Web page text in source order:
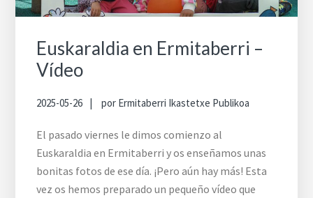
Euskaraldia en Ermitaberri –
Vídeo
2025-05-26 por Ermitaberri Ikastetxe Publikoa
El pasado viernes le dimos comienzo al
Euskaraldia en Ermitaberri y os enseñamos unas
bonitas fotos de ese día. ¡Pero aún hay más! Esta
vez os hemos preparado un pequeño vídeo que